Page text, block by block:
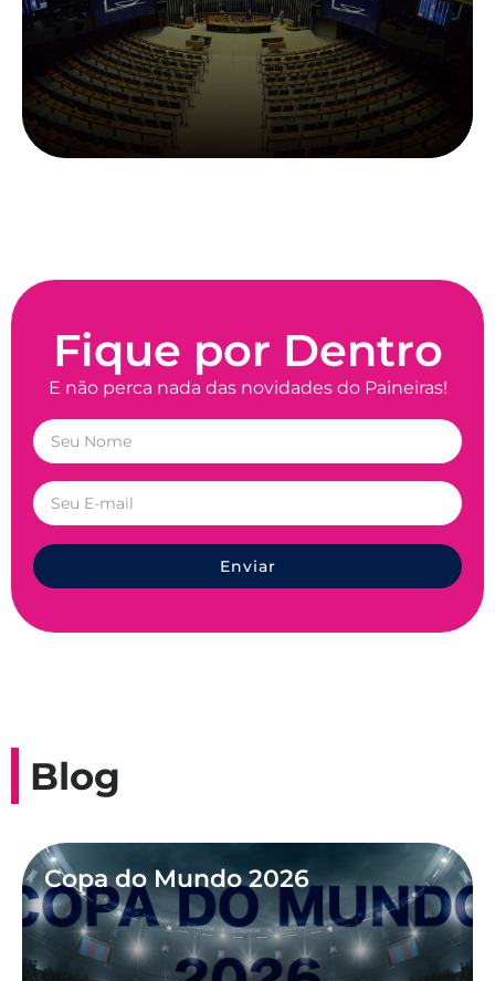
Fique por Dentro
E não perca nada das novidades do Paineiras!
Enviar
Blog
Copa do Mundo 2026